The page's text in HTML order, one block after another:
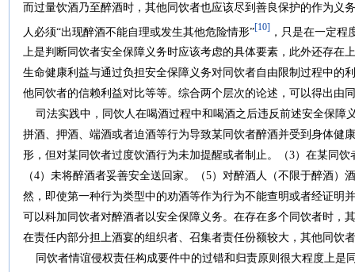
而过量饮酒乃至醉酒时，其他同饮者也应该尽到善良保护的作为义
人必须“出现醉酒不能自理或发生其他危险情形” [10]
，只是在一定程
上是判断同饮者安全保障义务时应该考虑的具体要素，此外还存在
生命健康利益与通过负担安全保障义务对同饮者自由限制过程中的
他同饮者的信赖利益对比等等。综合两个层次的论述，可以得出由
司法实践中，同饮人在喝酒过程中和喝酒之后违反前述安全保障
拼酒、押酒、端酒或者迫酒等行为导致某同饮者醉酒并受到身体健
形，但对某同饮者过度饮酒行为未加提醒或者制止。（3）在某同
（4）未将醉酒者妥善安全送回家。（5）对醉酒人（不限于醉酒）
然，即使第一种行为类型中的劝酒等作为行为不能查明或者经证明
可以科加同饮者对醉酒者以安全保障义务。在存在多个同饮者时，
在责任内部分担上酒宴的组织者、召集者责任份额较大，其他同饮
同饮者情谊侵权责任构成要件中的过错和归责原则很大程度上是